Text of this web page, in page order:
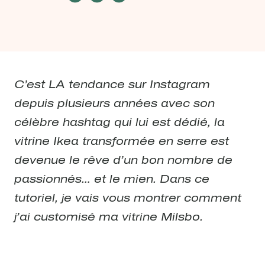
C’est LA tendance sur Instagram
depuis plusieurs années avec son
célèbre hashtag qui lui est dédié, la
vitrine Ikea transformée en serre est
devenue le rêve d’un bon nombre de
passionnés… et le mien. Dans ce
tutoriel, je vais vous montrer comment
j’ai customisé ma vitrine Milsbo.